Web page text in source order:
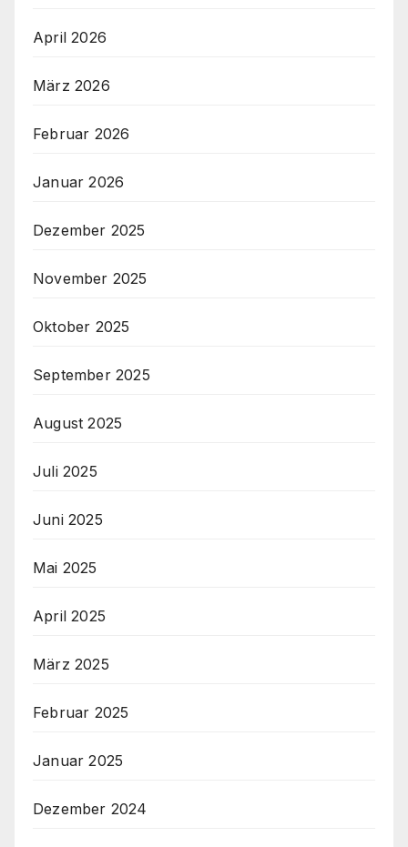
April 2026
März 2026
Februar 2026
Januar 2026
Dezember 2025
November 2025
Oktober 2025
September 2025
August 2025
Juli 2025
Juni 2025
Mai 2025
April 2025
März 2025
Februar 2025
Januar 2025
Dezember 2024